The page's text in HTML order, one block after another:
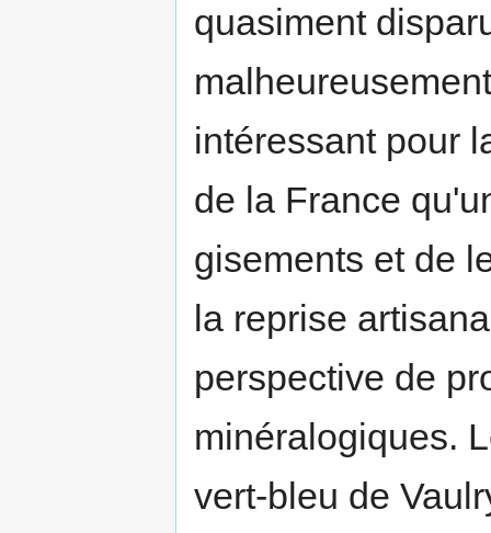
quasiment
intéressant pour
de la France
gisements et de
la reprise
perspective de
minéralogiques.
vert-bleu de